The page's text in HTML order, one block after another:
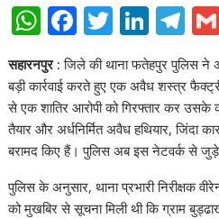
W
at
s
A
p
p
F
ac
e
b
o
o
k
T
itt
er
Li
k
e
dI
n
T
el
e
gr
a
m
सहारनपुर : जिले की थाना फतेहपुर पुलिस ने
बड़ी कार्रवाई करते हुए एक अवैध शस्त्र
से एक शातिर आरोपी को गिरफ्तार कर उसके
तैयार और अर्धनिर्मित अवैध हथियार, जिंदा
बरामद किए हैं। पुलिस अब इस नेटवर्क से
पुलिस के अनुसार, थाना प्रभारी निरीक्षक
को मुखबिर से सूचना मिली थी कि ग्राम